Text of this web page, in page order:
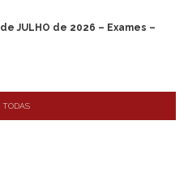
de JULHO de 2026 – Exames –
TODAS